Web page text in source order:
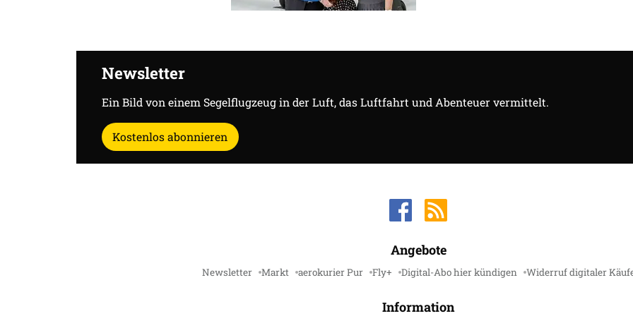
Newsletter
Ein Bild von einem Segelflugzeug in der Luft, das Luftfahrt und Abenteuer vermittelt.
Kostenlos abonnieren
Angebote
Newsletter Markt aerokurier Pur Fly+ Digital-Abo hier kündigen Widerruf digitaler
Information